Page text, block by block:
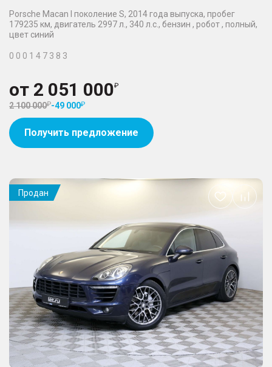
Porsche Macan I поколение S, 2014 года выпуска, пробег
179235 км, двигатель 2997 л., 340 л.с., бензин , робот , полный,
цвет синий
0 0 0 1 4 7 3 8 3
от 2 051 000
2 100 000 -49 000
Получить предложение
Продан
Добавить
в